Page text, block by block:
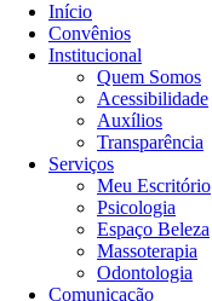
Início
Convênios
Institucional
Quem Somos
Acessibilidade
Auxílios
Transparência
Serviços
Meu Escritório
Psicologia
Espaço Beleza
Massoterapia
Odontologia
Comunicação